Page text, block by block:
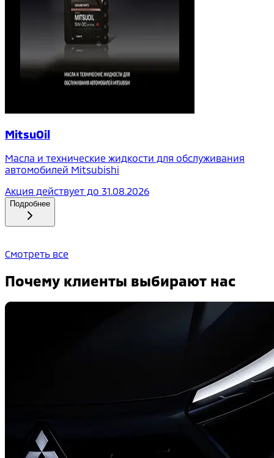
MitsuOil
Масла и технические жидкости для обслуживания
автомобилей Mitsubishi
Акция действует до 31.08.2026
Подробнее
Смотреть все
Почему клиенты выбирают нас